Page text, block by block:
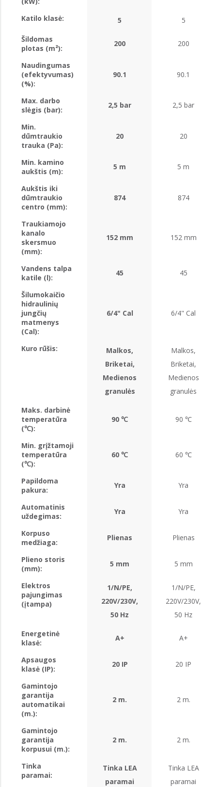
Katilo klasė: 5 5
Šildomas
plotas (m²):
200 200
Naudingumas
(efektyvumas)
(%):
90.1 90.1
Max. darbo
slėgis (bar):
2,5 bar 2,5 bar
Min.
dūmtraukio
trauka (Pa):
20 20
Min. kamino
aukštis (m):
5 m 5 m
Aukštis iki
dūmtraukio
centro (mm):
874 874
Traukiamojo
kanalo
skersmuo
(mm):
152 mm 152 mm
Vandens talpa
katile (l):
45 45
Šilumokaičio
hidraulinių
jungčių
matmenys
(Cal):
6/4" Cal 6/4" Cal
Kuro rūšis:
Malkos,
Briketai,
Medienos
granulės
Malkos,
Briketai,
Medienos
granulės
Maks. darbinė
temperatūra
(℃):
90 ℃ 90 ℃
Min. grįžtamoji
temperatūra
(℃):
60 ℃ 60 ℃
Papildoma
pakura:
Yra Yra
Automatinis
uždegimas:
Yra Yra
Korpuso
medžiaga:
Plienas Plienas
Plieno storis
(mm):
5 mm 5 mm
Elektros
pajungimas
(įtampa)
1/N/PE,
220V/230V,
50 Hz
1/N/PE,
220V/230V,
50 Hz
Energetinė
klasė:
A+ A+
Apsaugos
klasė (IP):
20 IP 20 IP
Gamintojo
garantija
automatikai
(m.):
2 m. 2 m.
Gamintojo
garantija
korpusui (m.):
2 m. 2 m.
Tinka
paramai:
Tinka LEA
paramai
Tinka LEA
paramai